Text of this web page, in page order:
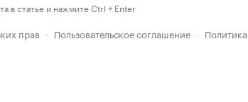
в статье и нажмите Ctrl + Enter
прав · Пользовательское соглашение ·